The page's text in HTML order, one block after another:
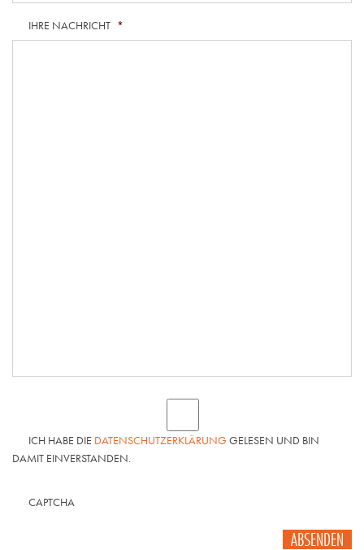
IHRE NACHRICHT *
ICH HABE DIE DATENSCHUTZERKLÄRUNG GELESEN UND BIN
DAMIT EINVERSTANDEN.
CAPTCHA
ABSENDEN